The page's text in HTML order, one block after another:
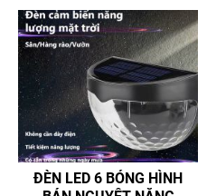
ĐÈN LED 6 BÓNG HÌNH